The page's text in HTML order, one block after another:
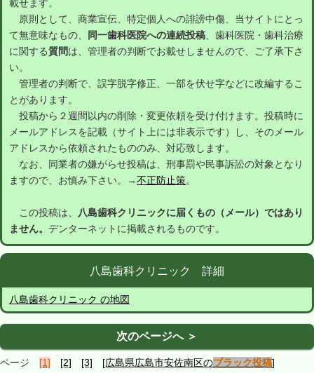
載せます。
原則として、商業宣伝、特定個人への誹謗中傷、当サイトにとっ
て無意味なもの、
同一歯科医院への連続投稿、歯科医院・歯科治療
に関する質問は、管理者の判断でお載せしませんので、ご了承下さ
い。
管理者の判断で、誤字脱字修正、一部を伏せ字などに改編するこ
とがあります。
投稿から２週間以内の削除・変更依頼を受け付けます。投稿時に
メールアドレスを記載（サイト上には非表示です）し、そのメール
アドレスから依頼されたもののみ、対応致します。
なお、同業者の嫌がらせ投稿は、刑事罰や民事訴訟の対象となり
ますので、お慎み下さい。→不正防止策。
この投稿は、 八島歯科クリニックに届くもの（メール）ではあり
ません。 デンターネットに掲載されるものです。
八島歯科クリニック 詳細
八島歯科クリニック の地図
次のページへ ＞
ページ [1] [2] [3] [広島県広島市安佐南区のブラック投稿]